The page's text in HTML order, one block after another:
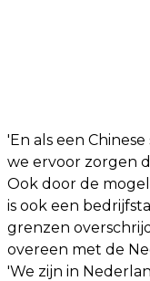
'En als een
we ervoor zorgen
Ook door de
is ook een
grenzen
overeen met de
'We zijn in